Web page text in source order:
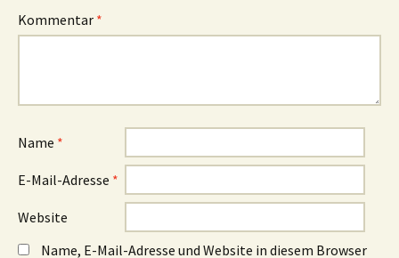
Kommentar *
Name *
E-Mail-Adresse *
Website
Name, E-Mail-Adresse und Website in diesem Browser